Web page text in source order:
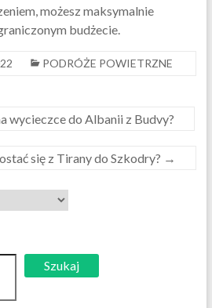
możesz maksymalnie
budżecie.
PODRÓŻE POWIETRZNE
wycieczce do Albanii z Budvy?
się z Tirany do Szkodry? →
Szukaj